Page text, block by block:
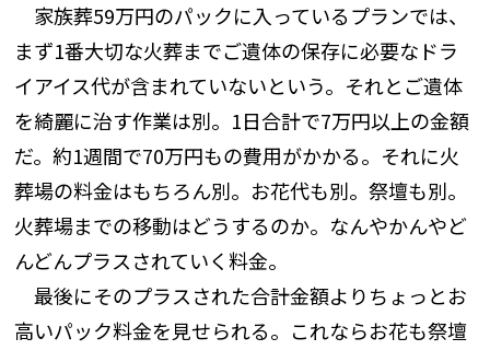
家族葬59万円のパックに入っているプランでは、
まず1番大切な火葬までご遺体の保存に必要なドラ
イアイス代が含まれていないという。それとご遺体
を綺麗に治す作業は別。1日合計で7万円以上の金額
だ。約1週間で70万円もの費用がかかる。それに火
葬場の料金はもちろん別。お花代も別。祭壇も別。
火葬場までの移動はどうするのか。なんやかんやど
んどんプラスされていく料金。
最後にそのプラスされた合計金額よりちょっとお
高いパック料金を見せられる。これならお花も祭壇